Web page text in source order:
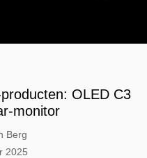
OLED C3
monitor
Berg
2025